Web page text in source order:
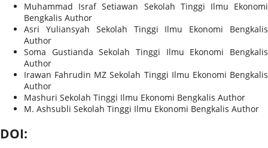
Muhammad Israf Setiawan Sekolah Tinggi Ilmu Ekonomi
Bengkalis Author
Asri Yuliansyah Sekolah Tinggi Ilmu Ekonomi Bengkalis
Author
Soma GustiandaSekolah Tinggi Ilmu Ekonomi Bengkalis
Author
Irawan Fahrudin MZSekolah Tinggi Ilmu Ekonomi Bengkalis
Author
Mashuri Sekolah Tinggi Ilmu Ekonomi Bengkalis Author
M. Ashsubli Sekolah Tinggi Ilmu Ekonomi Bengkalis Author
DOI: